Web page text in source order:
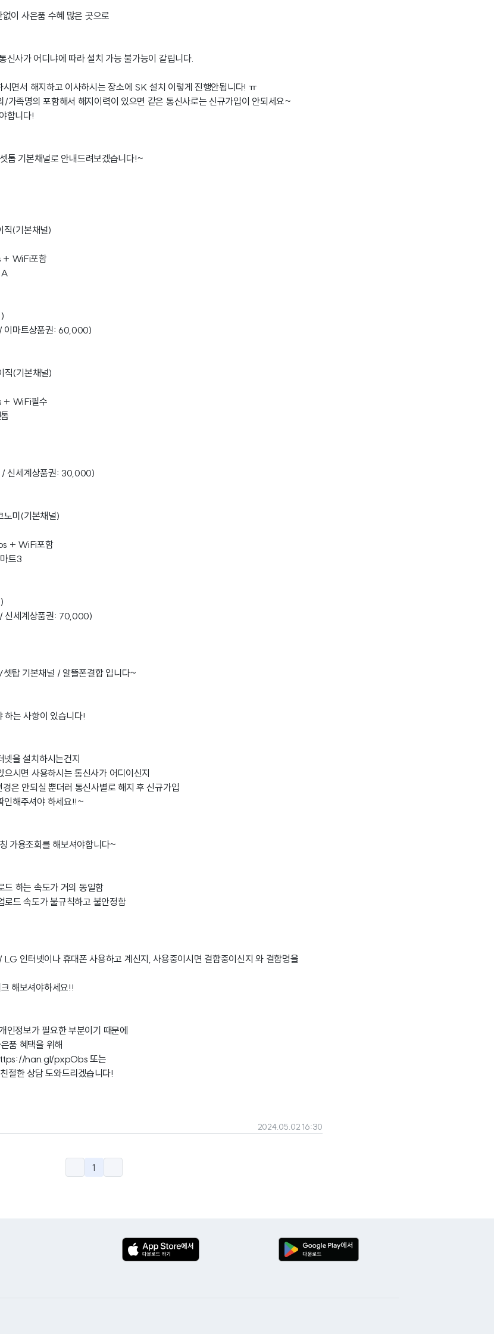
이 사은품 수혜 많은 곳으로
신사가 어디냐에 따라 설치 가능 불가능이 갈립니다.
면서 해지하고 이사하시는 장소에 SK 설치 이렇게 진행안됩니다! ㅠ
/가족명의 포함해서 해지이력이 있으면 같은 통신사로는 신규가입이 안되세요~
합니다!
톱 기본채널로 안내드려보겠습니다!~
(기본채널)
+ WiFi포함
마트상품권: 60,000)
(기본채널)
+ WiFi필수
세계상품권: 30,000)
미(기본채널)
+ WiFi포함
트3
세계상품권: 70,000)
탑 기본채널 / 알뜰폰결합 입니다~
하는 사항이 있습니다!
을 설치하시는건지
시면 사용하시는 통신사가 어디이신지
은 안되실 뿐더러 통신사별로 해지 후 신규가입
인해주셔야 하세요!!~
가용조회를 해보셔야합니다~
하는 속도가 거의 동일함
드 속도가 불규칙하고 불안정함
인터넷이나 휴대폰 사용하고 계신지, 사용중이시면 결합중이신지 와 결합명을
해보셔야하세요!!
인정보가 필요한 부분이기 때문에
품 혜택을 위해
han.gl/pxpObs또는
절한 상담 도와드리겠습니다!
2024.05.02 16:30
1